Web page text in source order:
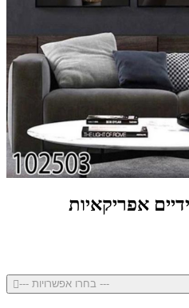
אפריקאיות
--- בחרו אפשרויות ---